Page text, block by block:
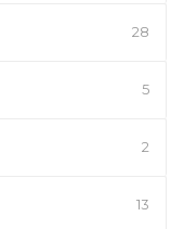
28
5
2
13